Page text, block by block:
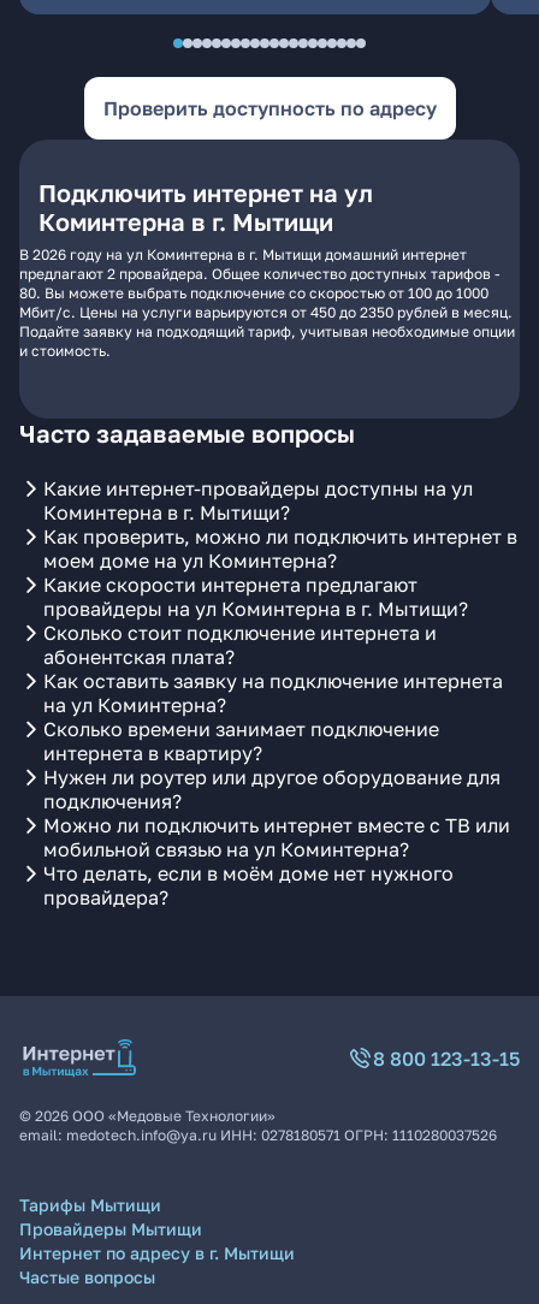
Проверить доступность по адресу
Подключить интернет на ул
Коминтерна в г. Мытищи
В 2026 году на ул Коминтерна в г. Мытищи домашний интернет
предлагают 2 провайдера. Общее количество доступных тарифов -
80. Вы можете выбрать подключение со скоростью от 100 до 1000
Мбит/с. Цены на услуги варьируются от 450 до 2350 рублей в месяц.
Подайте заявку на подходящий тариф, учитывая необходимые опции
и стоимость.
Часто задаваемые вопросы
Какие интернет-провайдеры доступны на ул
Коминтерна в г. Мытищи?
Как проверить, можно ли подключить интернет в
моем доме на ул Коминтерна?
Какие скорости интернета предлагают
провайдеры на ул Коминтерна в г. Мытищи?
Сколько стоит подключение интернета и
абонентская плата?
Как оставить заявку на подключение интернета
на ул Коминтерна?
Сколько времени занимает подключение
интернета в квартиру?
Нужен ли роутер или другое оборудование для
подключения?
Можно ли подключить интернет вместе с ТВ или
мобильной связью на ул Коминтерна?
Что делать, если в моём доме нет нужного
провайдера?
8 800 123-13-15
© 2026 ООО «Медовые Технологии»
email: medotech.info@ya.ru ИНН: 0278180571 ОГРН: 1110280037526
Тарифы Мытищи
Провайдеры Мытищи
Интернет по адресу в г. Мытищи
Частые вопросы